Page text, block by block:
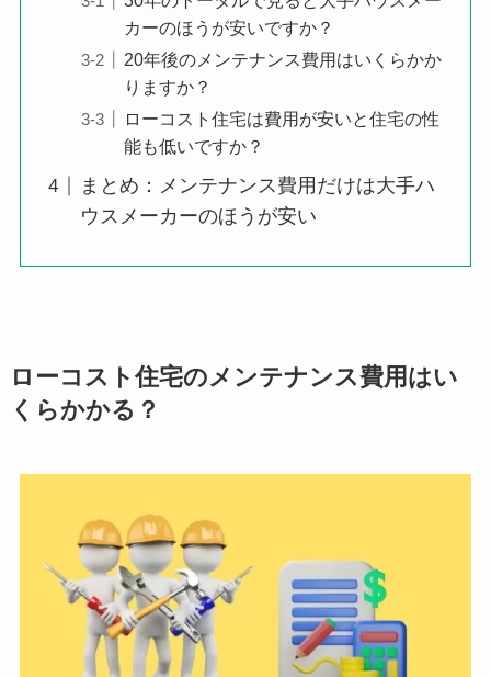
カーのほうが安いですか？
20年後のメンテナンス費用はいくらかか
りますか？
ローコスト住宅は費用が安いと住宅の性
能も低いですか？
まとめ：メンテナンス費用だけは大手ハ
ウスメーカーのほうが安い
ローコスト住宅のメンテナンス費用はい
くらかかる？